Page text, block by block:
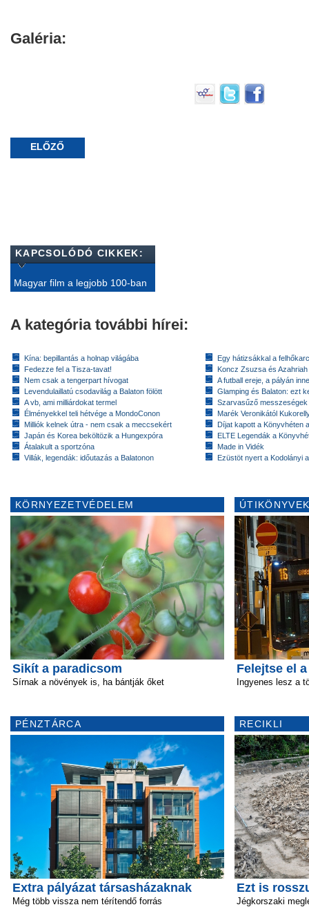
Galéria:
ELŐZŐ
KAPCSOLÓDÓ CIKKEK:
Magyar film a legjobb 100-ban
A kategória további hírei:
Kína: bepillantás a holnap világába
Fedezze fel a Tisza-tavat!
Nem csak a tengerpart hívogat
Levendulaillatú csodavilág a Balaton fölött
A vb, ami milliárdokat termel
Élményekkel teli hétvége a MondoConon
Milliók kelnek útra - nem csak a meccsekért
Japán és Korea beköltözik a Hungexpóra
Átalakult a sportzóna
Villák, legendák: időutazás a Balatonon
Egy hátizsákkal a
Koncz Zsuzsa és
A futball ereje, a pályán
Glamping és Balaton: ezt
Szarvasűző messzeségek
Marék Veronikától
Díjat kapott a Könyvhéten
ELTE Legendák a
Made in Vidék
Ezüstöt nyert a Kodolányi
KÖRNYEZETVÉDELEM
Sikít a paradicsom
Sírnak a növények is, ha bántják őket
PÉNZTÁRCA
Extra pályázat társasházaknak
Még több vissza nem térítendő forrás
Felejtse el
Ingyenes lesz a
RECIKLI
Ezt is
Jégkorszaki